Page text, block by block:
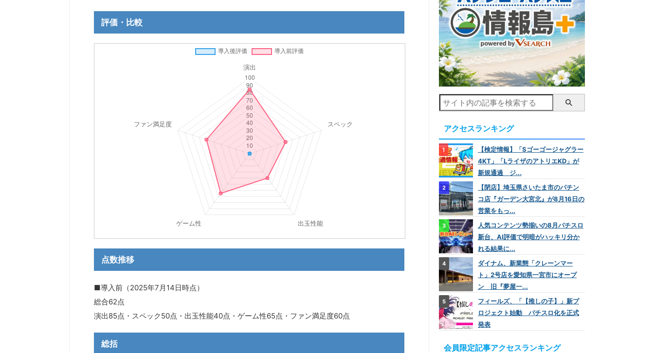
評価・比較
点数推移
■導入前（2025年7月14日時点）
総合62点
演出85点・スペック50点・出玉性能40点・ゲーム性65点・ファン満足度60点
総括
アクセスランキング
【検定情報】「Sゴーゴージャグラー
4KT」「LライザのアトリエKD」が
新規通過 ジ...
【閉店】埼玉県さいたま市のパチン
コ店『ガーデン大宮北』が8月16日の
営業をもっ...
人気コンテンツ勢揃いの8月パチスロ
新台、AI評価で明暗がハッキリ分か
れる結果に...
ダイナム、新業態「クレーンマー
ト」2号店を愛知県一宮市にオープ
ン 旧『夢屋一...
フィールズ、「【推しの子】」新プ
ロジェクト始動 パチスロ化を正式
発表
会員限定記事アクセスランキング